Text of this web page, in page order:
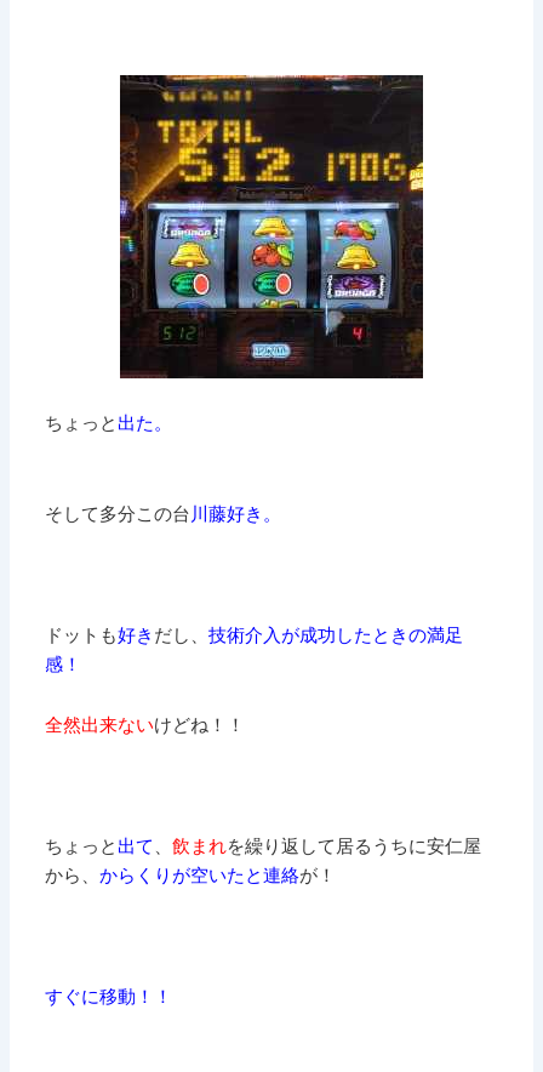
ちょっと 出た。
そして多分この台 川藤好き。
ドットも好き だし、技術介入が成功したときの満足
感！
全然出来ないけどね！！
ちょっと 出て 、飲まれを繰り返して居るうちに安仁屋
から、からくりが空いたと連絡が！
すぐに移動！！